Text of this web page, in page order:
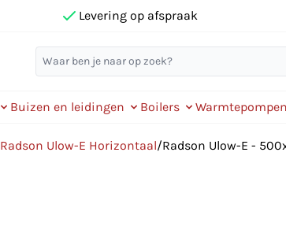
Levering op afspraak
Buizen en leidingen Boilers Warmtepompen
Radson Ulow-E Horizontaal/Radson Ulow-E -